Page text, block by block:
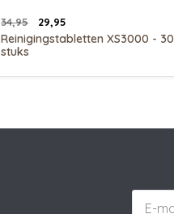
34,95 29,95
Reinigingstabletten XS3000 - 30
stuks